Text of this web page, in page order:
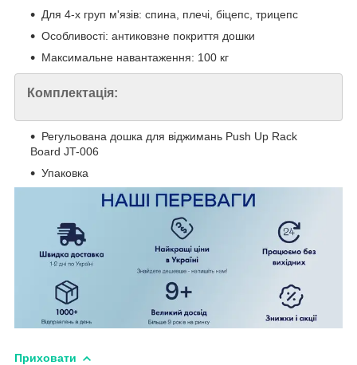
Для 4-х груп м'язів: спина, плечі, біцепс, трицепс
Особливості: антиковзне покриття дошки
Максимальне навантаження: 100 кг
Комплектація:
Регульована дошка для віджимань Push Up Rack
Board JT-006
Упаковка
Приховати